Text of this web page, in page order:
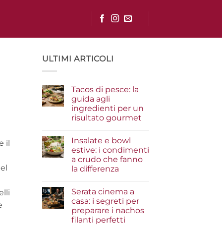
il
ULTIMI ARTICOLI
Tacos di pesce: la
guida agli
ingredienti per un
risultato gourmet
su
Tacos
di
pesce:
la
guida
per
un
risultato
gourmet
Insalate e bowl
estive: i condimenti
a crudo che fanno
la differenza
su
e
bowl
estive:
Serata cinema a
casa: i segreti per
preparare i nachos
filanti perfetti